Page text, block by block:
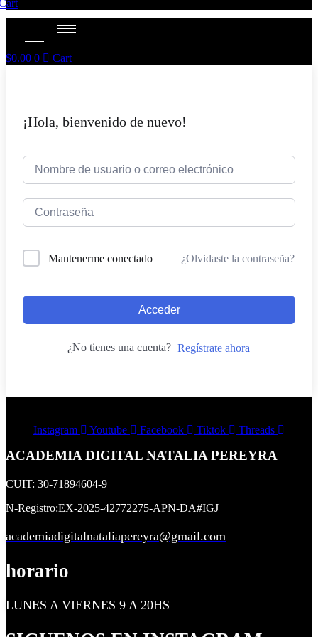
$0.00 0 Cart
¡Hola, bienvenido de nuevo!
Mantenerme conectado ¿Olvidaste la contraseña?
Acceder
¿No tienes una cuenta? Regístrate ahora
Instagram Youtube Facebook Tiktok Threads
ACADEMIA DIGITAL NATALIA PEREYRA
CUIT: 30-71894604-9
N-Registro:EX-2025-42772275-APN-DA#IGJ
academiadigitalnataliapereyra@gmail.com
horario
LUNES A VIERNES 9 A 20HS